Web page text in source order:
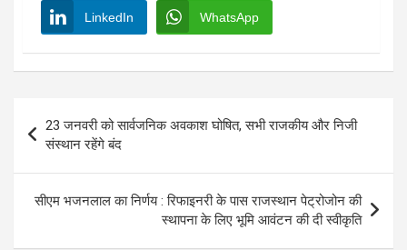
LinkedIn WhatsApp
navigation
23 जनवरी को सार्वजनिक अवकाश घोषित, सभी राजकीय और निजी
संस्थान रहेंगे बंद
सीएम भजनलाल का निर्णय : रिफाइनरी के पास राजस्थान पेट्रोजोन की
स्थापना के लिए भूमि आवंटन की दी स्वीकृति